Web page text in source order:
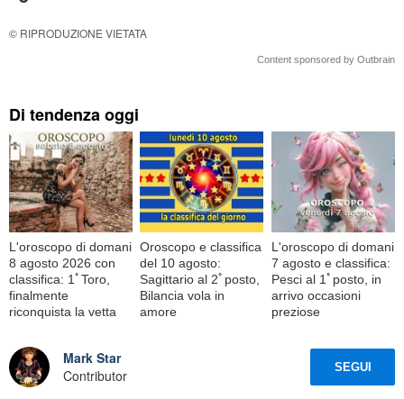
© RIPRODUZIONE VIETATA
Content sponsored by Outbrain
Di tendenza oggi
L'oroscopo di domani
8 agosto 2026 con
classifica: 1ﾟToro,
finalmente
riconquista la vetta
Oroscopo e classifica
del 10 agosto:
Sagittario al 2ﾟposto,
Bilancia vola in
amore
L'oroscopo di domani
7 agosto e classifica:
Pesci al 1ﾟposto, in
arrivo occasioni
preziose
Mark Star
Contributor
SEGUI